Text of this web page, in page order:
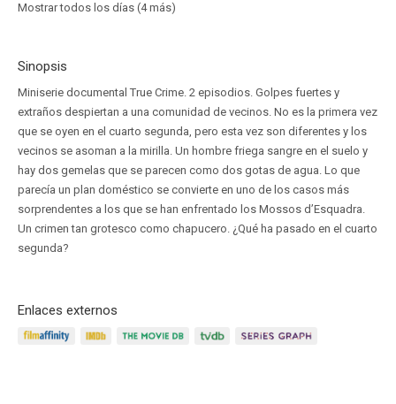
Mostrar todos los días (4 más)
Sinopsis
Miniserie documental True Crime. 2 episodios. Golpes fuertes y
extraños despiertan a una comunidad de vecinos. No es la primera vez
que se oyen en el cuarto segunda, pero esta vez son diferentes y los
vecinos se asoman a la mirilla. Un hombre friega sangre en el suelo y
hay dos gemelas que se parecen como dos gotas de agua. Lo que
parecía un plan doméstico se convierte en uno de los casos más
sorprendentes a los que se han enfrentado los Mossos d’Esquadra.
Un crimen tan grotesco como chapucero. ¿Qué ha pasado en el cuarto
segunda?
Enlaces externos